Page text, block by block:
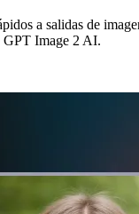
a salidas de
GPT Image 2 AI.